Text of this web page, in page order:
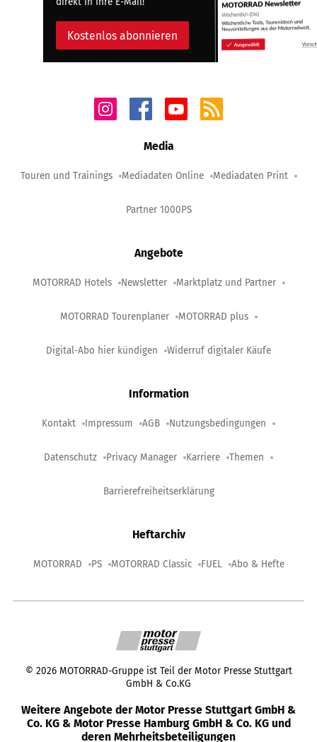
Kostenlos abonnieren
Media
Touren und Trainings Mediadaten Online Mediadaten Print
Partner 1000PS
Angebote
MOTORRAD Hotels Newsletter Marktplatz und Partner
MOTORRAD Tourenplaner MOTORRAD plus
Digital-Abo hier kündigen Widerruf digitaler Käufe
Information
Kontakt Impressum AGB Nutzungsbedingungen
Datenschutz Privacy Manager Karriere Themen
Barrierefreiheitserklärung
Heftarchiv
MOTORRAD PS MOTORRAD Classic FUEL Abo & Hefte
© 2026 MOTORRAD-Gruppe ist Teil der Motor Presse Stuttgart
GmbH & Co.KG
Weitere Angebote der Motor Presse Stuttgart GmbH &
Co. KG & Motor Presse Hamburg GmbH & Co. KG und
deren Mehrheitsbeteiligungen